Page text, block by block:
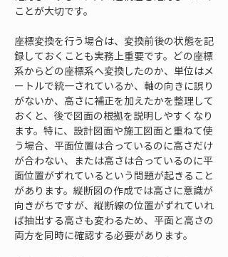
ことが大切です。
座標変換を行う場合は、変換前後の状態を記
録しておくことも実務上重要です。どの座標
系からどの座標系へ変換したのか、単位はメ
ートルで統一されているか、軸の向きに誤り
がないか、高さに補正を加えたかを整理して
おくと、後で図面の根拠を説明しやすくなり
ます。特に、設計図面や施工図面と重ねて使
う場合、平面位置は合っているのに高さだけ
が合わない、または高さは合っているのに平
面位置がずれているという問題が起きること
があります。縦断図の作成では高さに意識が
向きがちですが、縦断線の位置がずれていれ
ば抽出する高さも変わるため、平面と高さの
両方を同時に確認する必要があります。